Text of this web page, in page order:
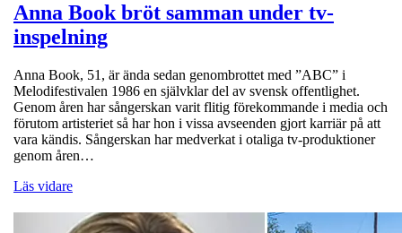
Anna Book bröt samman under tv-
inspelning
Anna Book, 51, är ända sedan genombrottet med ”ABC” i
Melodifestivalen 1986 en självklar del av svensk offentlighet.
Genom åren har sångerskan varit flitig förekommande i media och
förutom artisteriet så har hon i vissa avseenden gjort karriär på att
vara kändis. Sångerskan har medverkat i otaliga tv-produktioner
genom åren…
Läs vidare